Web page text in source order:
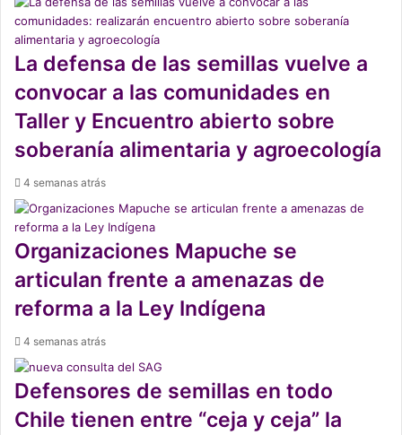
La defensa de las semillas vuelve a
convocar a las comunidades en
Taller y Encuentro abierto sobre
soberanía alimentaria y agroecología
4 semanas atrás
Organizaciones Mapuche se
articulan frente a amenazas de
reforma a la Ley Indígena
4 semanas atrás
Defensores de semillas en todo
Chile tienen entre “ceja y ceja” la